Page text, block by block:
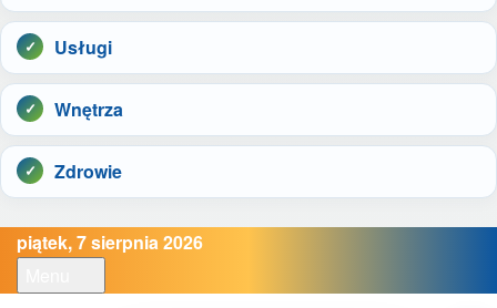
Usługi
Wnętrza
Zdrowie
piątek, 7 sierpnia 2026